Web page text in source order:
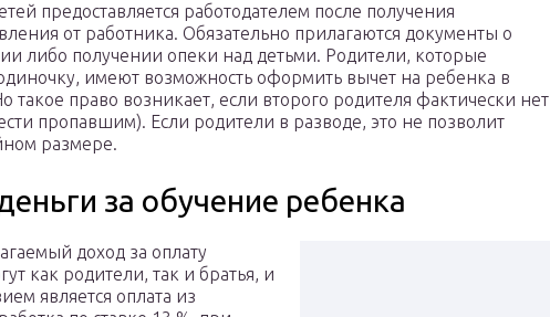
предоставляется работодателем после получения
от работника. Обязательно прилагаются документы о
либо получении опеки над детьми. Родители, которые
имеют возможность оформить вычет на ребенка в
такое право возникает, если второго родителя фактически нет
пропавшим). Если родители в разводе, это не позволит
размере.
за обучение ребенка
доход за оплату
как родители, так и братья, и
является оплата из